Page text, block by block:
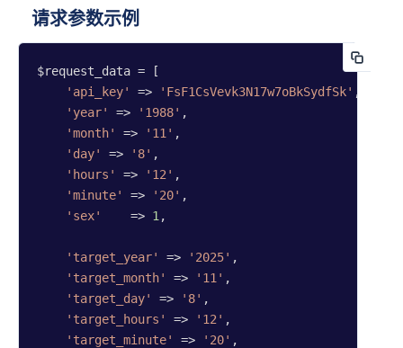
请求参数示例
$request_data = [
'api_key'
=> 'FsF1CsVevk3N17w7oBkSydfSk' ,
'year'
=> '1988' ,
'month'
=> '11' ,
'day'
=> '8' ,
'hours'
=> '12' ,
'minute'
=> '20' ,
'sex'
    =>
1 ,
'target_year' => '2025' ,
'target_month'
=> '11' ,
'target_day'
=> '8' ,
'target_hours'
=> '12' ,
'target_minute'
=> '20' ,